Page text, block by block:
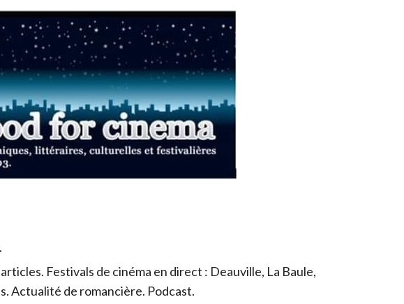
Festivals de cinéma en direct : Deauville, La Baule,
Actualité de romancière. Podcast.